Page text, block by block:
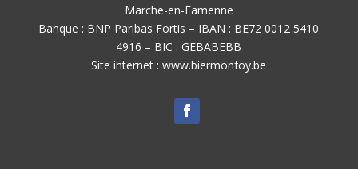
Marche-en-Famenne
Banque : BNP Paribas Fortis – IBAN : BE72 0012 5410
4916 – BIC : GEBABEBB
Site internet : www.biermonfoy.be